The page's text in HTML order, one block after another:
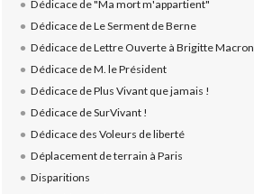
Dédicace de "Ma mort m'appartient"
Dédicace de Le Serment de Berne
Dédicace de Lettre Ouverte à Brigitte Macron
Dédicace de M. le Président
Dédicace de Plus Vivant que jamais !
Dédicace de SurVivant !
Dédicace des Voleurs de liberté
Déplacement de terrain à Paris
Disparitions